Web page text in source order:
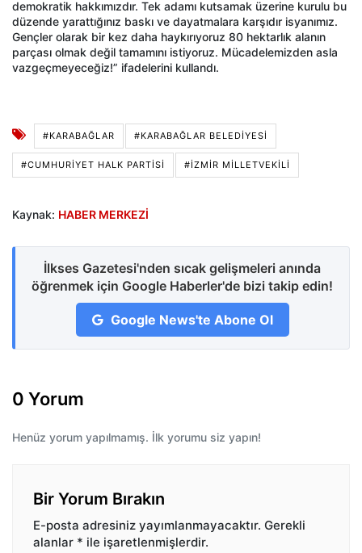
demokratik hakkımızdır. Tek adamı kutsamak üzerine kurulu bu
düzende yarattığınız baskı ve dayatmalara karşıdır isyanımız.
Gençler olarak bir kez daha haykırıyoruz 80 hektarlık alanın
parçası olmak değil tamamını istiyoruz. Mücadelemizden asla
vazgeçmeyeceğiz!” ifadelerini kullandı.
#KARABAĞLAR #KARABAĞLAR BELEDIYESI
#CUMHURİYET HALK PARTİSİ #İZMIR MILLETVEKILI
Kaynak: HABER MERKEZİ
İlkses Gazetesi'nden sıcak gelişmeleri anında
öğrenmek için Google Haberler'de bizi takip edin!
Google News'te Abone Ol
0 Yorum
Henüz yorum yapılmamış. İlk yorumu siz yapın!
Bir Yorum Bırakın
E-posta adresiniz yayımlanmayacaktır. Gerekli
alanlar * ile işaretlenmişlerdir.